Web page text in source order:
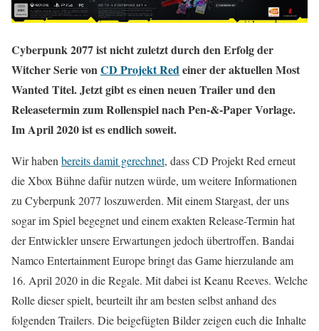
Cyberpunk 2077 ist nicht zuletzt durch den Erfolg der
Witcher Serie von CD Projekt Red einer der aktuellen Most
Wanted Titel. Jetzt gibt es einen neuen Trailer und den
Releasetermin zum Rollenspiel nach Pen-&-Paper Vorlage.
Im April 2020 ist es endlich soweit.
Wir haben bereits damit gerechnet, dass CD Projekt Red erneut
die Xbox Bühne dafür nutzen würde, um weitere Informationen
zu Cyberpunk 2077 loszuwerden. Mit einem Stargast, der uns
sogar im Spiel begegnet und einem exakten Release-Termin hat
der Entwickler unsere Erwartungen jedoch übertroffen. Bandai
Namco Entertainment Europe bringt das Game hierzulande am
16. April 2020 in die Regale. Mit dabei ist Keanu Reeves. Welche
Rolle dieser spielt, beurteilt ihr am besten selbst anhand des
folgenden Trailers. Die beigefügten Bilder zeigen euch die Inhalte